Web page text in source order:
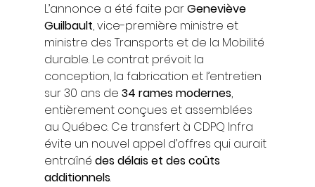
L’annonce a été faite par Geneviève
Guilbault, vice-première ministre et
ministre des Transports et de la Mobilité
durable. Le contrat prévoit la
conception, la fabrication et l’entretien
sur 30 ans de 34 rames modernes,
entièrement conçues et assemblées
au Québec. Ce transfert à CDPQ Infra
évite un nouvel appel d’offres qui aurait
entraîné des délais et des coûts
additionnels.